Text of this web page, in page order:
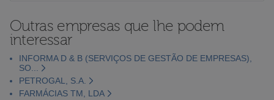
Outras empresas que lhe podem
interessar
INFORMA D & B (SERVIÇOS DE GESTÃO DE EMPRESAS),
SO...
PETROGAL, S.A.
FARMÁCIAS TM, LDA